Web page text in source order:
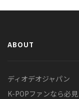
ABOUT
ディオデオジャパン
K-POPファンなら必見